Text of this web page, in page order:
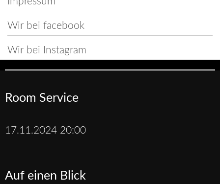
Wir bei facebook
Wir bei Instagram
Room Service
17.11.2024 20:00
Auf einen Blick